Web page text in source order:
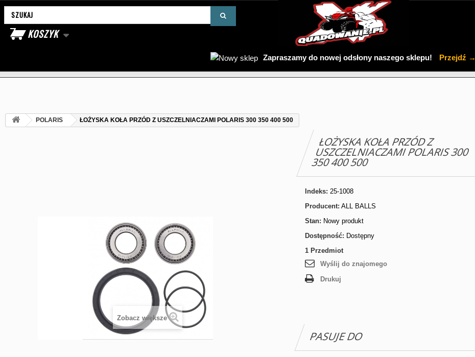
Zapraszamy do nowej odsłony naszego sklepu! Przejdź →
KOSZYK
Wyszukaj produkt
POLARIS ŁOŻYSKA KOŁA PRZÓD Z USZCZELNIACZAMI POLARIS 300 350 400 500
Zobacz większe
ŁOŻYSKA KOŁA PRZÓD Z
USZCZELNIACZAMI POLARIS 300
350 400 500
Indeks: 25-1008
Producent: ALL BALLS
Stan: Nowy produkt
Dostępność: Dostępny
1 Przedmiot
Wyślij do znajomego
Drukuj
PASUJE DO